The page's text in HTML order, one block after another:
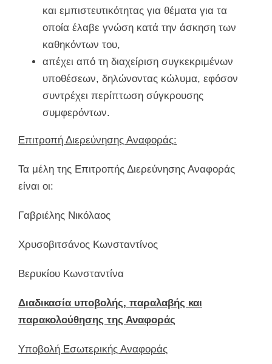
και εμπιστευτικότητας για θέματα για τα
οποία έλαβε γνώση κατά την άσκηση των
καθηκόντων του,
απέχει από τη διαχείριση συγκεκριμένων
υποθέσεων, δηλώνοντας κώλυμα, εφόσον
συντρέχει περίπτωση σύγκρουσης
συμφερόντων.
Επιτροπή Διερεύνησης Αναφοράς:
Τα μέλη της Επιτροπής Διερεύνησης Αναφοράς
είναι οι:
Γαβριέλης Νικόλαος
Χρυσοβιτσάνος Κωνσταντίνος
Βερυκίου Κωνσταντίνα
Διαδικασία υποβολής, παραλαβής και
παρακολούθησης της Αναφοράς
Υποβολή Εσωτερικής Αναφοράς